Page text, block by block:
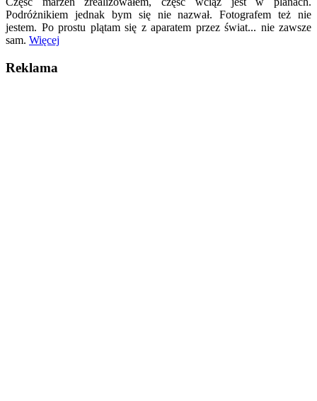
Podróżnikiem jednak bym się nie nazwał. Fotografem też nie
jestem. Po prostu plątam się z aparatem przez świat... nie zawsze
sam. Więcej
Reklama